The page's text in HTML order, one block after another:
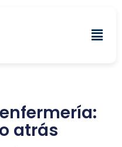
atrás